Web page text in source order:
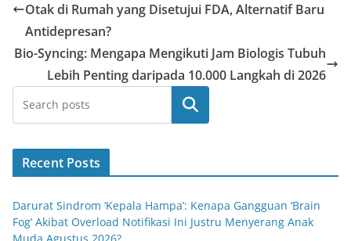
Otak di Rumah yang Disetujui FDA, Alternatif Baru
Antidepresan?
Bio-Syncing: Mengapa Mengikuti Jam Biologis Tubuh
Lebih Penting daripada 10.000 Langkah di 2026
Cari
Recent Posts
Darurat Sindrom ‘Kepala Hampa’: Kenapa Gangguan ‘Brain
Fog’ Akibat Overload Notifikasi Ini Justru Menyerang Anak